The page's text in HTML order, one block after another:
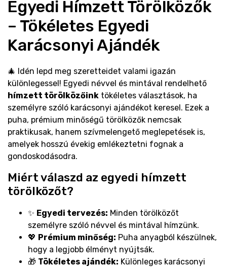
Állatos ajándéktárgyak
Egyedi Hímzett Törölközők
– Tökéletes Egyedi
Karácsonyi Ajándék
🎄 Idén lepd meg szeretteidet valami igazán
különlegessel! Egyedi névvel és mintával rendelhető
hímzett törölközőink tökéletes választások, ha
személyre szóló karácsonyi ajándékot keresel. Ezek a
puha, prémium minőségű törölközők nemcsak
praktikusak, hanem szívmelengető meglepetések is,
amelyek hosszú évekig emlékeztetni fognak a
gondoskodásodra.
Miért válaszd az egyedi hímzett
törölközőt?
✨ Egyedi tervezés: Minden törölközőt
személyre szóló névvel és mintával hímzünk.
💖 Prémium minőség: Puha anyagból készülnek,
hogy a legjobb élményt nyújtsák.
🎁 Tökéletes ajándék: Különleges karácsonyi